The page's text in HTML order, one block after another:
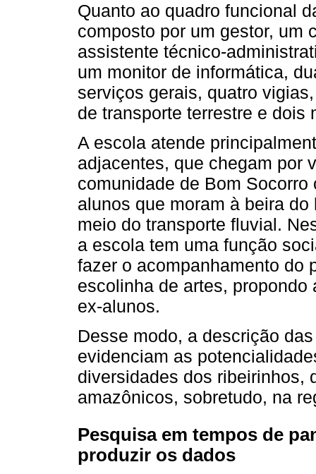
Quanto ao quadro funcional
composto por um gestor, um
assistente técnico-
um monitor de informática,
serviços gerais, quatro
de transporte terrestre e dois
A escola atende
adjacentes, que chegam por
comunidade de Bom
alunos que moram à beira
meio do transporte fluvial.
a escola tem uma função
fazer o acompanhamento do
escolinha de artes,
ex-alunos.
Desse modo, a descrição
evidenciam as
diversidades dos ribeirinhos,
amazônicos, sobretudo, na
Pesquisa em tempos de
produzir os dados